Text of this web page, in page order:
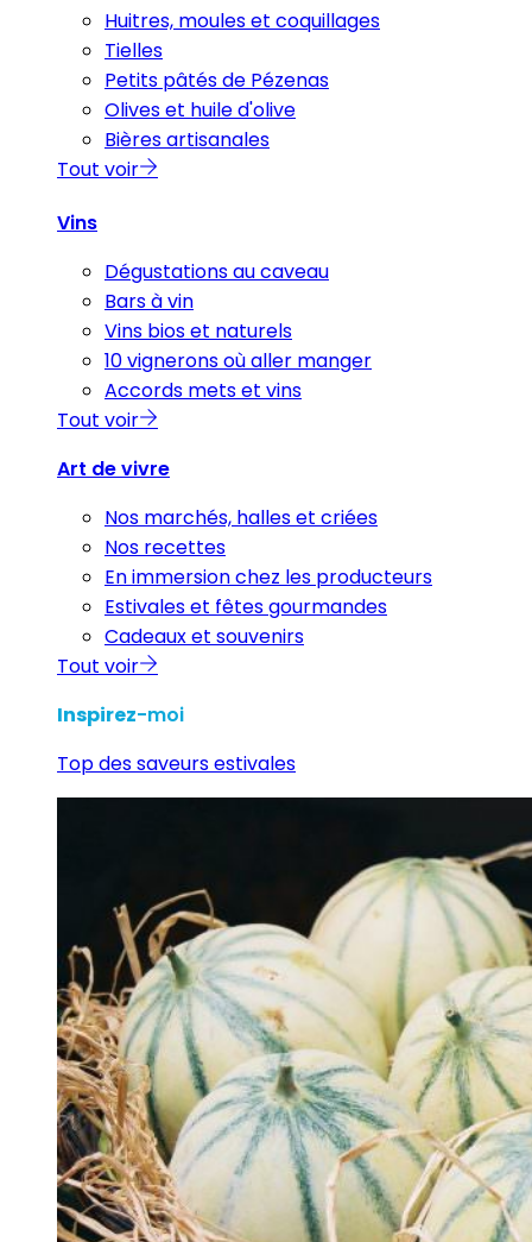
Huitres, moules et coquillages
Tielles
Petits pâtés de Pézenas
Olives et huile d'olive
Bières artisanales
Tout voir
Vins
Dégustations au caveau
Bars à vin
Vins bios et naturels
10 vignerons où aller manger
Accords mets et vins
Tout voir
Art de vivre
Nos marchés, halles et criées
Nos recettes
En immersion chez les producteurs
Estivales et fêtes gourmandes
Cadeaux et souvenirs
Tout voir
Inspirez-moi
Top des saveurs estivales